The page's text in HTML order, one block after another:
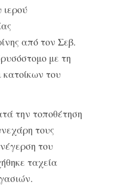
ιερού
από τον Σεβ.
με τη
κατοίκων του
την τοποθέτηση
τους
του
ταχεία